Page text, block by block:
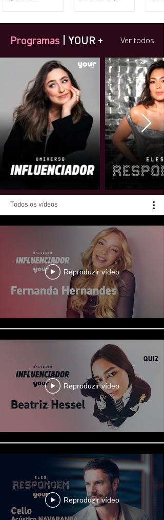
Programas | YOUR + Ver todos
Todos os vídeos
Reproduzir vídeo
Reproduzir vídeo
Reproduzir vídeo